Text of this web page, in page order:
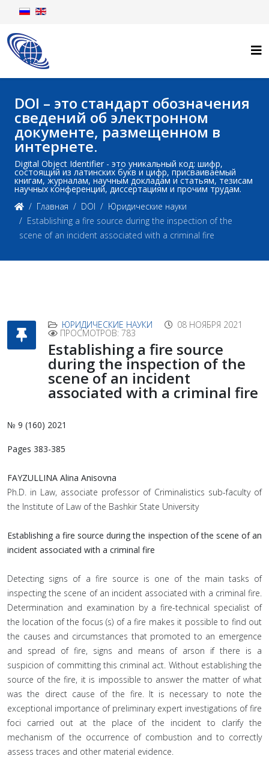
DOI – это стандарт обозначения
сведений об электронном
документе, размещенном в
интернете.
Digital Object Identifier - это уникальный код: шифр,
состоящий из латинских букв и цифр, присваиваемый
книгам, журналам, научным докладам и статьям, тезисам
научных конференций, диссертациям и прочим трудам.
Главная
DOI
Юридические науки
Establishing a fire source during the inspection of the
scene of an incident associated with a criminal fire
ЮРИДИЧЕСКИЕ НАУКИ 08 НОЯБРЯ 2021
ПРОСМОТРОВ: 783
Establishing a fire source
during the inspection of the
scene of an incident
associated with a criminal fire
№ 9 (160) 2021
Pages 383-385
FAYZULLINA Alina Anisovna
Ph.D. in Law, associate professor of Criminalistics sub-faculty of
the Institute of Law of thе Bashkir State University
Establishing a fire source during the inspection of the scene of an
incident associated with a criminal fire
Detecting signs of a fire source is one of the main tasks of
inspecting the scene of an incident associated with a criminal fire.
Determination and examination by a fire-technical specialist of
the location of the focus (s) of a fire makes it possible to find out
the causes and circumstances that promoted to an emergence
and spread of fire, signs and means of arson if there is a
suspicion of committing this criminal act. Without establishing the
source of the fire, it is impossible to answer the matter of what
was the direct cause of the fire. It is necessary to note the
exceptional importance of preliminary expert investigations of fire
foci carried out at the place of the incident to clarify the
mechanism of the occurrence of combustion and to correctly
assess traces and other material evidence.